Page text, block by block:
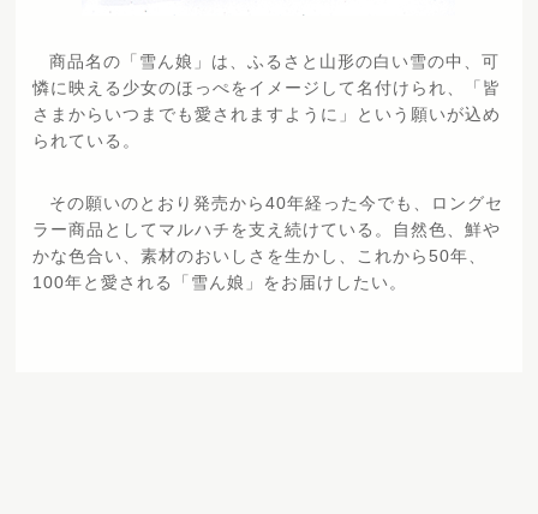
商品名の「雪ん娘」は、ふるさと山形の白い雪の中、可
憐に映える少女のほっぺをイメージして名付けられ、「皆
さまからいつまでも愛されますように」という願いが込め
られている。
その願いのとおり発売から40年経った今でも、ロングセ
ラー商品としてマルハチを支え続けている。自然色、鮮や
かな色合い、素材のおいしさを生かし、これから50年、
100年と愛される「雪ん娘」をお届けしたい。